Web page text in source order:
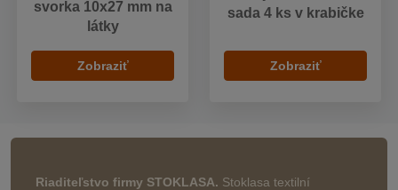
svorka 10x27 mm na
látky
Zobraziť
sada 4 ks v krabičke
Zobraziť
Riaditeľstvo firmy STOKLASA. Stoklasa textilní